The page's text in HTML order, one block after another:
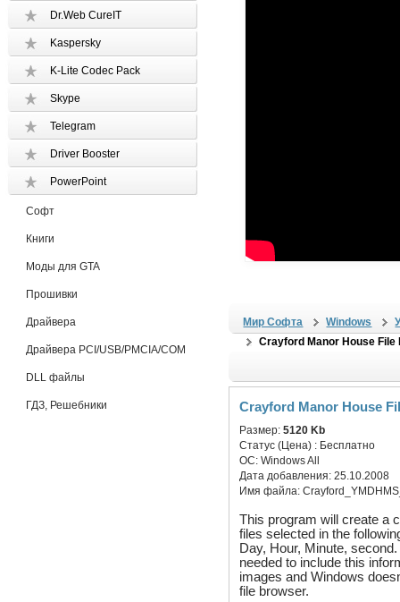
Dr.Web CureIT
Kaspersky
K-Lite Codec Pack
Skype
Telegram
Driver Booster
PowerPoint
Софт
Книги
Моды для GTA
Прошивки
Драйвера
Драйвера PCI/USB/PMCIA/COM
DLL файлы
ГДЗ, Решебники
Мир Софта Windows
Crayford Manor House File
Crayford Manor House
Размер:5120 Kb
Статус (Цена) : Бесплатно
ОС:Windows All
Дата добавления:25.10.2008
Имя файла:
This program will create a
files selected in the
Day, Hour, Minute,
needed to include this
images and Windows
file browser.